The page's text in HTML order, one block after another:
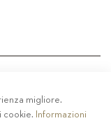
POLICY
migliore.
cookie. Informazioni